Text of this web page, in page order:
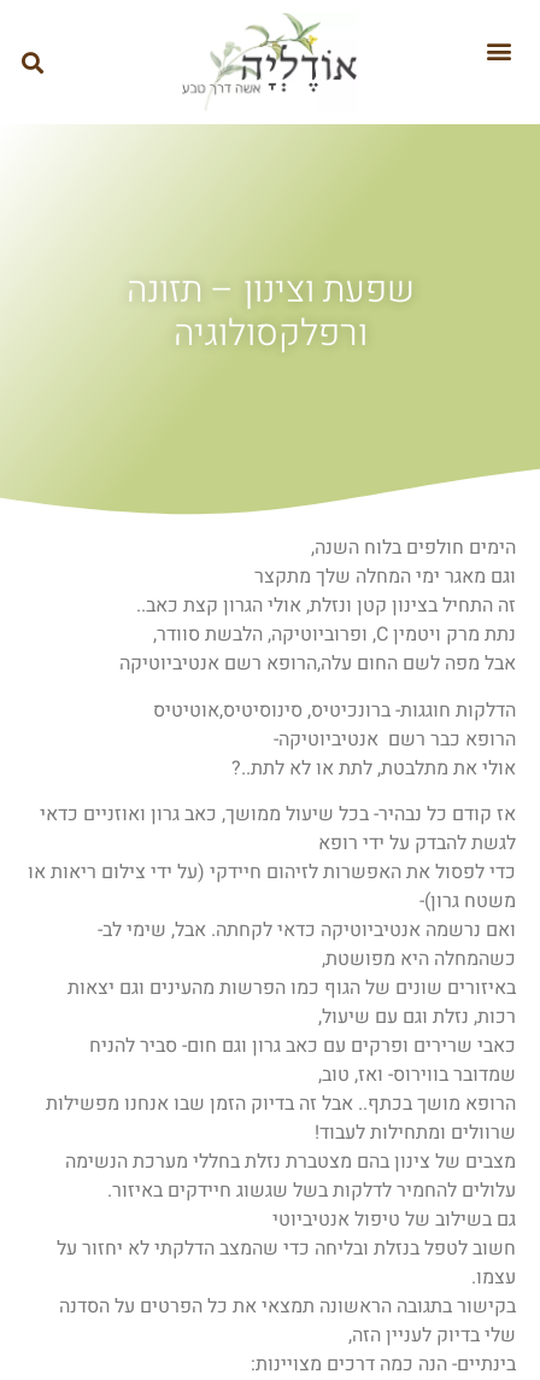
שפעת וצינון – תזונה
ורפלקסולוגיה
הימים חולפים בלוח השנה,
וגם מאגר ימי המחלה שלך מתקצר
זה התחיל בצינון קטן ונזלת, אולי הגרון קצת כאב..
נתת מרק ויטמין C, ופרוביוטיקה, הלבשת סוודר,
אבל מפה לשם החום עלה,הרופא רשם אנטיביוטיקה
הדלקות חוגגות- ברונכיטיס, סינוסיטיס,אוטיטיס
הרופא כבר רשם אנטיביוטיקה-
אולי את מתלבטת, לתת או לא לתת..?
אז קודם כל נבהיר- בכל שיעול ממושך, כאב גרון ואוזניים כדאי
לגשת להבדק על ידי רופא
כדי לפסול את האפשרות לזיהום חיידקי (על ידי צילום ריאות או
משטח גרון)-
ואם נרשמה אנטיביוטיקה כדאי לקחתה. אבל, שימי לב-
כשהמחלה היא מפושטת,
באיזורים שונים של הגוף כמו הפרשות מהעינים וגם יצאות
רכות, נזלת וגם עם שיעול,
כאבי שרירים ופרקים עם כאב גרון וגם חום- סביר להניח
שמדובר בווירוס- ואז, טוב,
הרופא מושך בכתף.. אבל זה בדיוק הזמן שבו אנחנו מפשילות
שרוולים ומתחילות לעבוד!
מצבים של צינון בהם מצטברת נזלת בחללי מערכת הנשימה
עלולים להחמיר לדלקות בשל שגשוג חיידקים באיזור.
גם בשילוב של טיפול אנטיביוטי
חשוב לטפל בנזלת ובליחה כדי שהמצב הדלקתי לא יחזור על
עצמו.
בקישור בתגובה הראשונה תמצאי את כל הפרטים על הסדנה
שלי בדיוק לעניין הזה,
בינתיים- הנה כמה דרכים מצויינות: